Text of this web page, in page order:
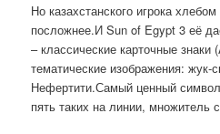
Но казахстанского игрока
посложнее.И Sun of Egypt 3 её
– классические карточные
тематические изображения: жук-
Нефертити.Самый ценный
пять таких на линии, множитель